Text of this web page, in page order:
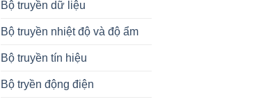
Bộ truyền dữ liệu
Bộ truyền nhiệt độ và độ ẩm
Bộ truyền tín hiệu
Bộ tryền động điện